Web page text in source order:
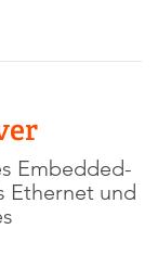
Embedded-
Ethernet und